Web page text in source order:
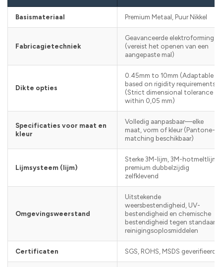
Basismateriaal Premium Metaal, Puur Nikkel
Fabricagietechniek
Geavanceerde elektroforming
(vereist het openen van een
aangepaste mal)
Dikte opties
0.45mm to 10mm (Adaptable
based on rigidity requirements)
(Strict dimensional tolerance
within 0,05 mm)
Specificaties voor maat en
kleur
Volledig aanpasbaar—elke
maat, vorm of kleur (Pantone-
matching beschikbaar)
Lijmsysteem (lijm)
Sterke 3M-lijm, 3M-hotmeltlijm,
premium dubbelzijdig
zelfklevend
Omgevingsweerstand
Uitstekende
weersbestendigheid, UV-
bestendigheid en chemische
bestendigheid tegen standaard
reinigingsoplosmiddelen
Certificaten SGS, ROHS, MSDS geverifieerd